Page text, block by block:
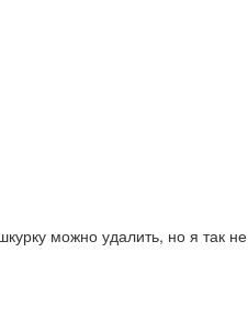
можно удалить, но я так не